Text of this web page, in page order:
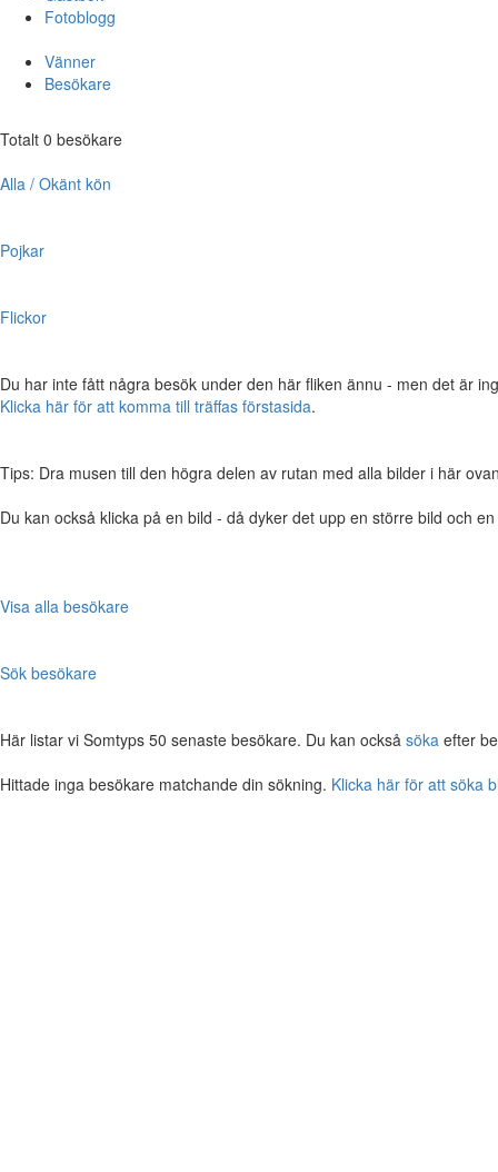
Fotoblogg
Vänner
Besökare
Totalt 0 besökare
Alla / Okänt kön
Pojkar
Flickor
Du har inte fått några besök under den här fliken ännu - men det är
Klicka här för att komma till träffas förstasida.
Tips: Dra musen till den högra delen av rutan med alla bilder i här
Du kan också klicka på en bild - då dyker det upp en större bild och
Visa alla besökare
Sök besökare
Här listar vi Somtyps 50 senaste besökare. Du kan också söka efter
Hittade inga besökare matchande din sökning. Klicka här för att söka